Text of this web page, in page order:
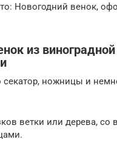
Новогодний венок,
из
ножницы и
ветки или дерева, со